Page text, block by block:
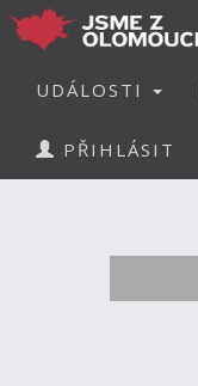
UDÁLOSTI
PŘIHLÁSIT